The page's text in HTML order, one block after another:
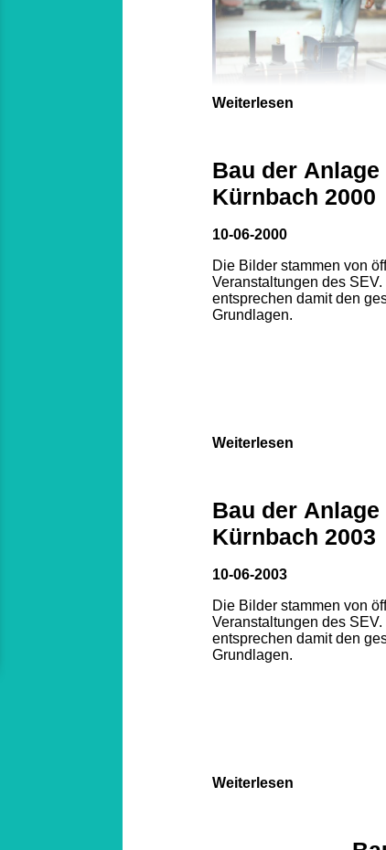
Weiterlesen
Bau der Anlage
Kürnbach 2000
10-06-2000
Die Bilder stammen von
Veranstaltungen des SEV.
entsprechen damit den
Grundlagen.
Weiterlesen
Bau der Anlage
Kürnbach 2003
10-06-2003
Die Bilder stammen von
Veranstaltungen des SEV.
entsprechen damit den
Grundlagen.
Weiterlesen